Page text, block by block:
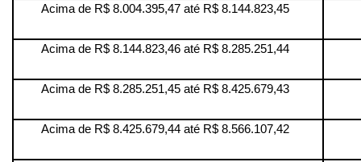
Acima de R$ 8.004.395,47 até R$ 8.144.823,45
Acima de R$ 8.144.823,46 até R$ 8.285.251,44
Acima de R$ 8.285.251,45 até R$ 8.425.679,43
Acima de R$ 8.425.679,44 até R$ 8.566.107,42